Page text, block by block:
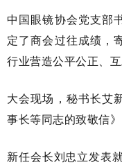
中国眼镜协会党支部
定了商会过往成绩，
行业营造公平公正、
大会现场，秘书长艾
事长等同志的致敬信》
新任会长刘忠立发表